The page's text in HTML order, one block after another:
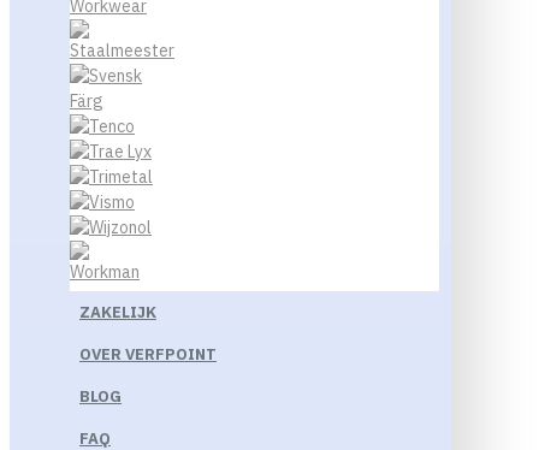
ZAKELIJK
OVER VERFPOINT
BLOG
FAQ